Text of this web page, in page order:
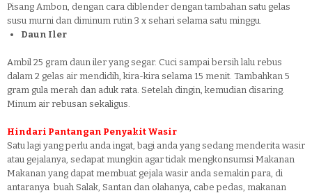
Pisang Ambon, dengan cara diblender dengan tambahan satu gelas
susu murni dan diminum rutin 3 x sehari selama satu minggu.
Daun Iler
Ambil 25 gram daun iler yang segar. Cuci sampai bersih lalu rebus
dalam 2 gelas air mendidih, kira-kira selama 15 menit. Tambahkan 5
gram gula merah dan aduk rata. Setelah dingin, kemudian disaring.
Minum air rebusan sekaligus.
Hindari Pantangan Penyakit Wasir
Satu lagi yang perlu anda ingat, bagi anda yang sedang menderita wasir
atau gejalanya, sedapat mungkin agar tidak mengkonsumsi Makanan
Makanan yang dapat membuat gejala wasir anda semakin para, di
antaranya buah Salak, Santan dan olahanya, cabe pedas, makanan